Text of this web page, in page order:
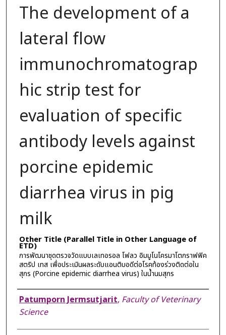
The development of a
lateral flow
immunochromatograp
hic strip test for
evaluation of specific
antibody levels against
porcine epidemic
diarrhea virus in pig
milk
Other Title (Parallel Title in Other Language of
ETD)
การพัฒนาชุดตรวจวัดแบบเลเทอรอล โฟลว อิมมูโนโครมาโตกราฟฟิค
สตริป เทส เพื่อประเมินผลระดับแอนติบอดีต่อโรคท้องร่วงติดต่อใน
สุกร (Porcine epidemic diarrhea virus) ในน้ำนมสุกร
Author
Patumporn Jermsutjarit, Faculty of Veterinary
Science